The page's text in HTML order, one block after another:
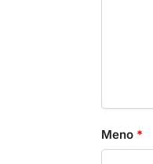
Meno *